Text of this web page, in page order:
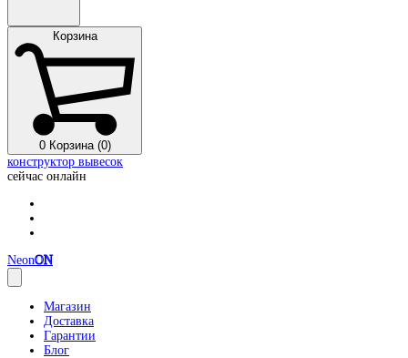
Корзина
0 Корзина (0)
конструктор вывесок
сейчас онлайн
NeonON
Магазин
Доставка
Гарантии
Блог